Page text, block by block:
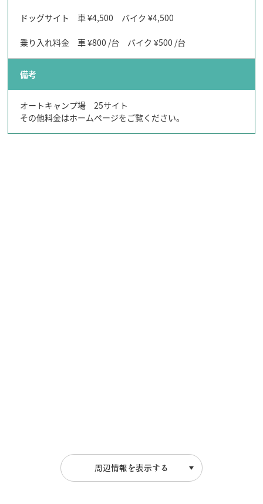
行きたいリスト
モデルコース
スポット
ドッグサイト 車 ¥4,500 バイク ¥4,500
乗り入れ料金 車 ¥800 /台 バイク ¥500 /台
備考
オートキャンプ場 25サイト
その他料金はホームページをご覧ください。
周辺情報を表示する